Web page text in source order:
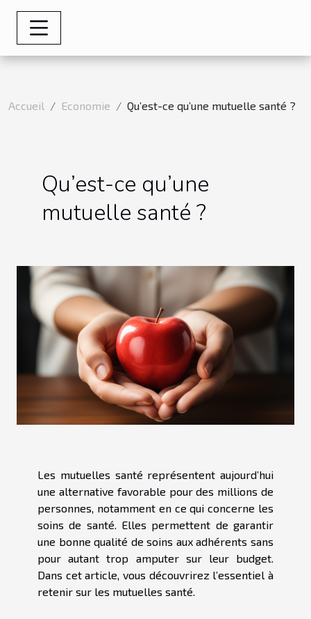
Accueil Economie Qu’est-ce qu’une mutuelle santé ?
Qu’est-ce qu’une
mutuelle santé ?
Les mutuelles santé représentent aujourd’hui
une alternative favorable pour des millions de
personnes, notamment en ce qui concerne les
soins de santé. Elles permettent de garantir
une bonne qualité de soins aux adhérents sans
pour autant trop amputer sur leur budget.
Dans cet article, vous découvrirez l’essentiel à
retenir sur les mutuelles santé.